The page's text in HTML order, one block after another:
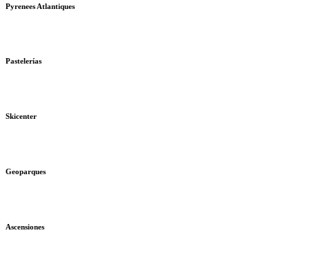
Pyrenees Atlantiques
Pastelerías
Skicenter
Geoparques
Ascensiones